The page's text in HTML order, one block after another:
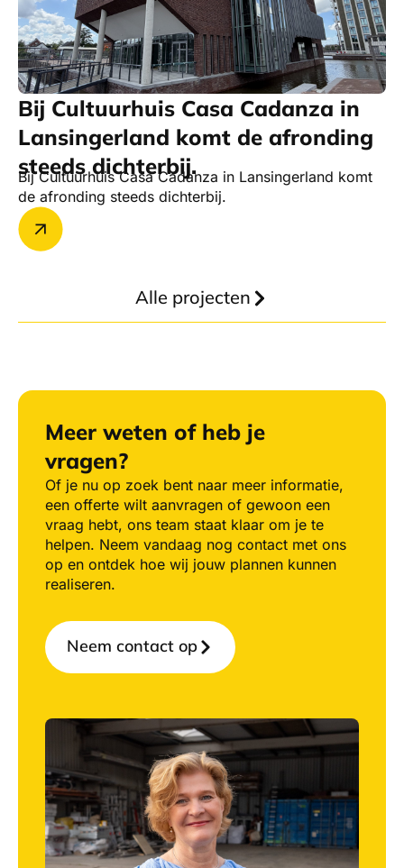
Bij Cultuurhuis Casa Cadanza in
Lansingerland komt de afronding
steeds dichterbij.
Bij Cultuurhuis Casa Cadanza in Lansingerland komt
de afronding steeds dichterbij.
Alle projecten
Meer weten of heb je
vragen?
Of je nu op zoek bent naar meer informatie,
een offerte wilt aanvragen of gewoon een
vraag hebt, ons team staat klaar om je te
helpen. Neem vandaag nog contact met ons
op en ontdek hoe wij jouw plannen kunnen
realiseren.
Neem contact op